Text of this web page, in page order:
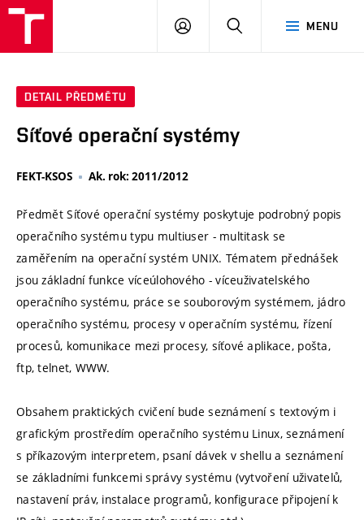
MENU
PŘIHLÁSIT
DETAIL PŘEDMĚTU
Síťové operační systémy
FEKT-KSOS Ak. rok: 2011/2012
Předmět Síťové operační systémy poskytuje podrobný popis
operačního systému typu multiuser - multitask se
zaměřením na operační systém UNIX. Tématem přednášek
jsou základní funkce víceúlohového - víceuživatelského
operačního systému, práce se souborovým systémem, jádro
operačního systému, procesy v operačním systému, řízení
procesů, komunikace mezi procesy, síťové aplikace, pošta,
ftp, telnet, WWW.
Obsahem praktických cvičení bude seznámení s textovým i
grafickým prostředím operačního systému Linux, seznámení
s příkazovým interpretem, psaní dávek v shellu a seznámení
se základními funkcemi správy systému (vytvoření uživatelů,
nastavení práv, instalace programů, konfigurace připojení k